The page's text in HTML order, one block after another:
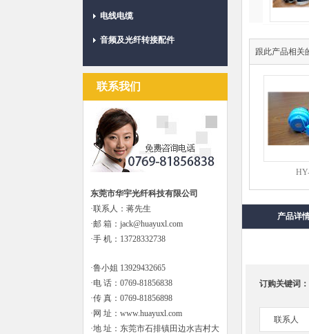
电线电缆
音频及光纤转接配件
联系我们
东莞市华宇光纤科技有限公司
·联系人：蒋先生
·邮 箱：jack@huayuxl.com
·手 机：13728332738
·鲁小姐 13929432665
·电 话：0769-81856838
·传 真：0769-81856898
·网 址：www.huayuxl.com
·地 址：东莞市石排镇田边水吉村大
跟此产品相关
产品详
订购关键词：
联系人